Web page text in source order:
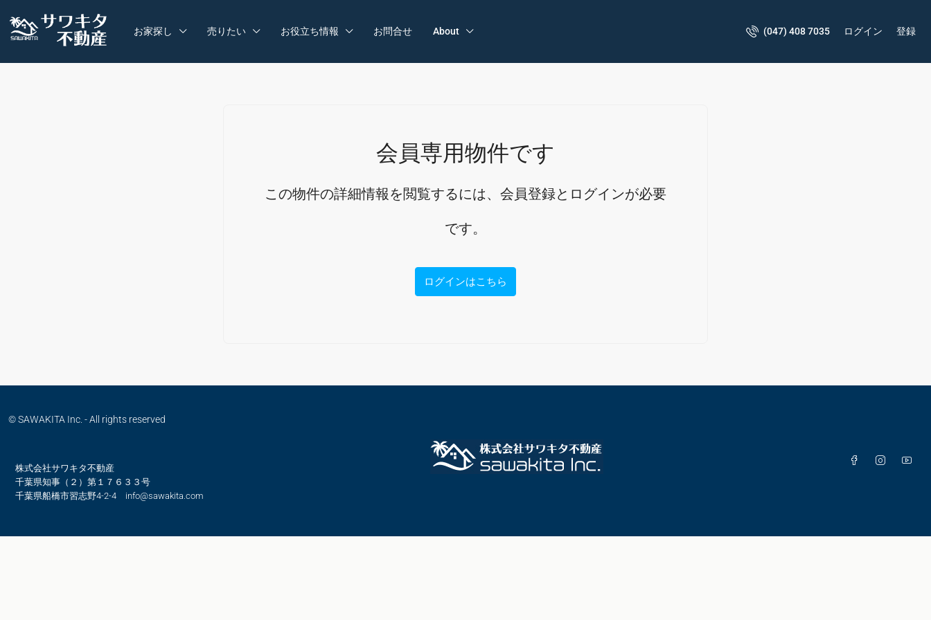
お家探し 売りたい お役立ち情報 お問合せ About (047) 408 7035 ログイン 登録
会員専用物件です
この物件の詳細情報を閲覧するには、会員登録とログインが必要
です。
ログインはこちら
© SAWAKITA Inc. - All rights reserved
株式会社サワキタ不動産
千葉県知事（２）第１７６３３号
千葉県船橋市習志野4-2-4 info@sawakita.com